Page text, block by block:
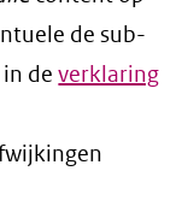
de sub-
in deverklaring